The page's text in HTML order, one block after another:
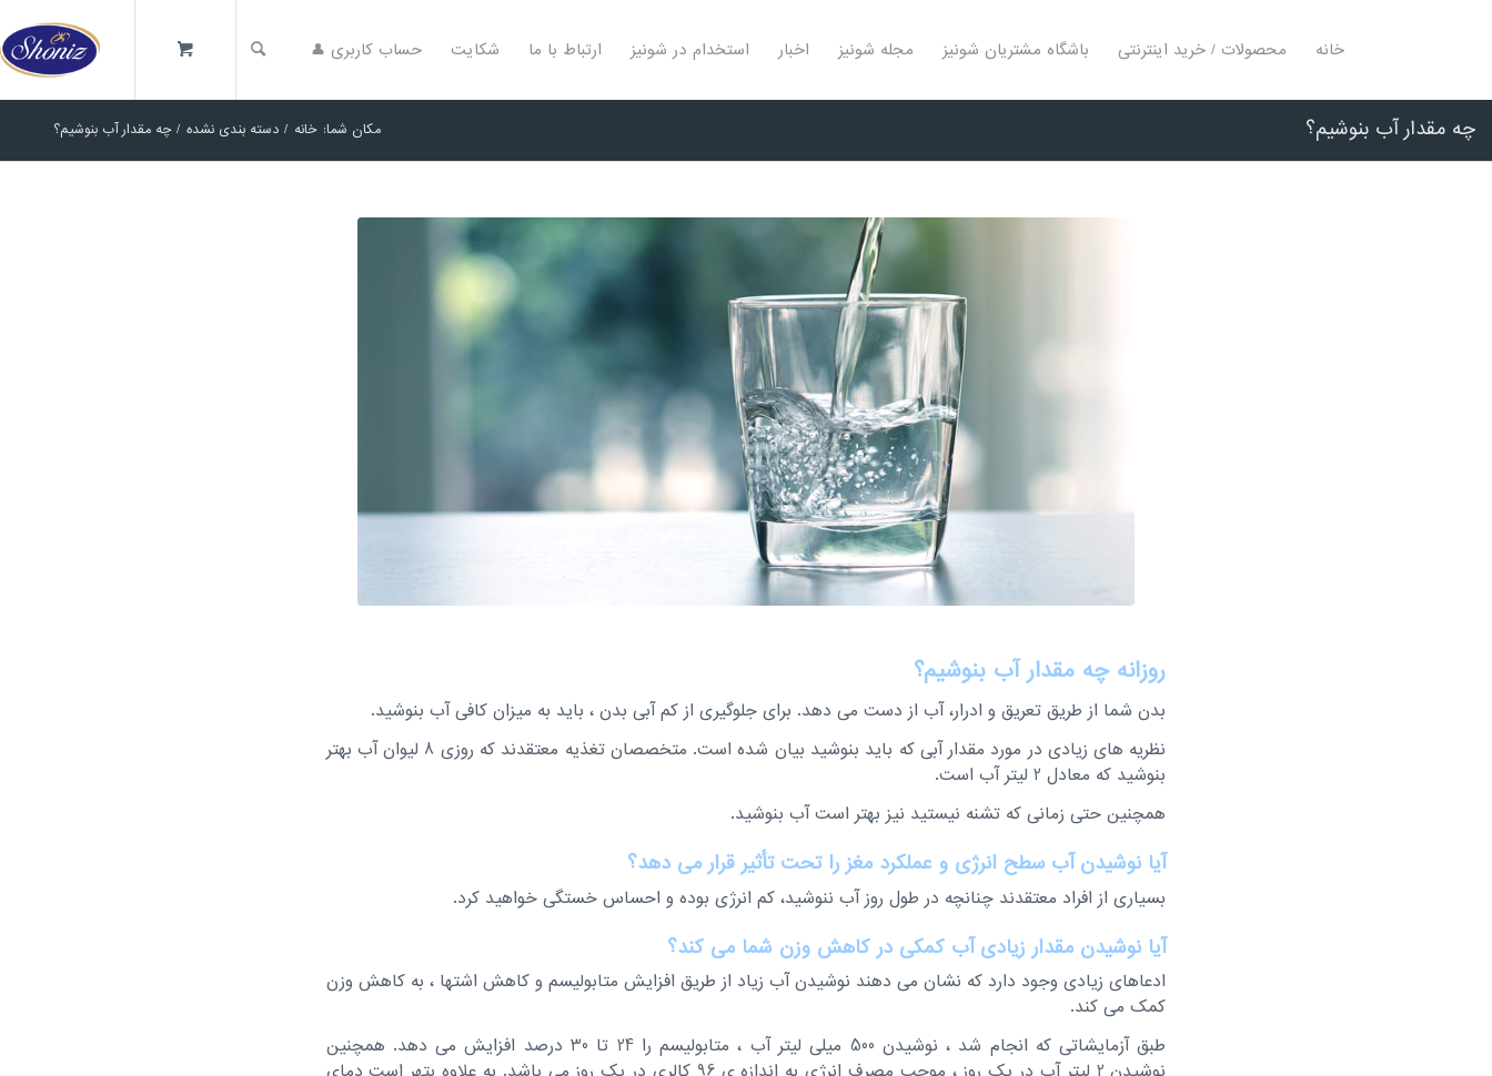
خانه محصولات / خرید اینترنتی باشگاه مشتریان شونیز مجله شونیز اخبار استخدام در شونیز ارتباط با ما شکایت حساب کاربری 👤
چه مقدار آب بنوشیم؟ مکان شما: خانه / دسته بندی نشده / چه مقدار آب بنوشیم؟
روزانه چه مقدار آب بنوشیم؟
بدن شما از طریق تعریق و ادرار، آب از دست می دهد. برای جلوگیری از کم آبی بدن ، باید به میزان کافی آب بنوشید.
نظریه های زیادی در مورد مقدار آبی که باید بنوشید بیان شده است. متخصصان تغذیه معتقدند که روزی 8 لیوان آب بهتر
بنوشید که معادل 2 لیتر آب است.
همچنین حتی زمانی که تشنه نیستید نیز بهتر است آب بنوشید.
آیا نوشیدن آب سطح انرژی و عملکرد مغز را تحت تأثیر قرار می دهد؟
بسیاری از افراد معتقدند چنانچه در طول روز آب ننوشید، کم انرژی بوده و احساس خستگی خواهید کرد.
آیا نوشیدن مقدار زیادی آب کمکی در کاهش وزن شما می کند؟
ادعاهای زیادی وجود دارد که نشان می دهند نوشیدن آب زیاد از طریق افزایش متابولیسم و کاهش اشتها ، به کاهش وزن
کمک می کند.
طبق آزمایشاتی که انجام شد ، نوشیدن 500 میلی لیتر آب ، متابولیسم را 24 تا 30 درصد افزایش می دهد. همچنین